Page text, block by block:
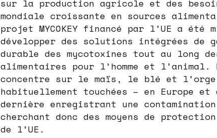
sur la production agricole et des
mondiale croissante en sources
projet MYCOKEY financé par l’UE a été
développer des solutions intégrées de
durable des mycotoxines tout au long
alimentaires pour l’homme et
concentre sur le maïs, le blé et
habituellement touchées – en Europe
dernière enregistrant une
cherchant donc des moyens de
de l’UE.